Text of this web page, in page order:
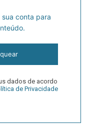
sua conta para
dados de acordo
de Privacidade